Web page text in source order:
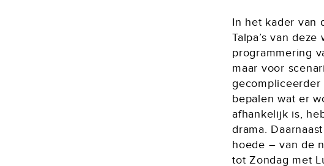
In het kader van
Talpa’s van
programmering
maar voor
gecompliceerder
bepalen wat er
afhankelijk is,
drama.
hoede – van de
tot Zondag met